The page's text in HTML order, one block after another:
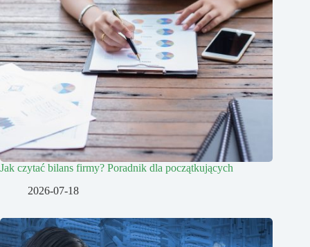
Jak czytać bilans firmy? Poradnik dla początkujących
2026-07-18